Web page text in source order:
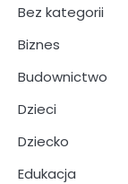
Bez kategorii
Biznes
Budownictwo
Dzieci
Dziecko
Edukacja